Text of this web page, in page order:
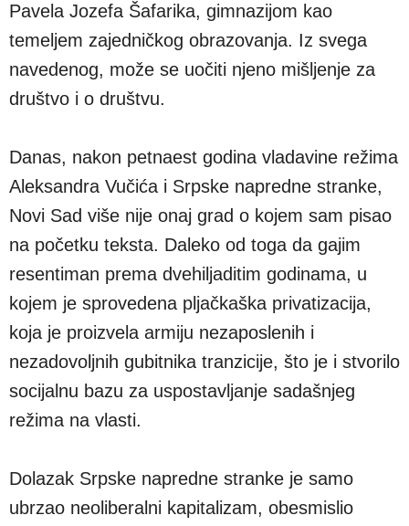
Pavela Jozefa Šafarika, gimnazijom kao
temeljem zajedničkog obrazovanja. Iz svega
navedenog, može se uočiti njeno mišljenje za
društvo i o društvu.
Danas, nakon petnaest godina vladavine režima
Aleksandra Vučića i Srpske napredne stranke,
Novi Sad više nije onaj grad o kojem sam pisao
na početku teksta. Daleko od toga da gajim
resentiman prema dvehiljaditim godinama, u
kojem je sprovedena pljačkaška privatizacija,
koja je proizvela armiju nezaposlenih i
nezadovoljnih gubitnika tranzicije, što je i stvorilo
socijalnu bazu za uspostavljanje sadašnjeg
režima na vlasti.
Dolazak Srpske napredne stranke je samo
ubrzao neoliberalni kapitalizam, obesmislio